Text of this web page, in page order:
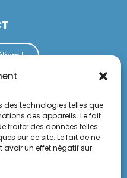
des technologies telles que
des appareils. Le fait
traiter des données telles
sur ce site. Le fait de ne
avoir un effet négatif sur
!